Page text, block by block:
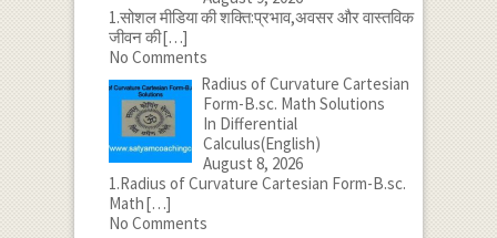
1.सोशल मीडिया की शक्ति:प्रभाव,अवसर और वास्तविक
जीवन की[…]
No Comments
Radius of Curvature Cartesian
Form-B.sc. Math Solutions
In Differential
Calculus(English)
August 8, 2026
1.Radius of Curvature Cartesian Form-B.sc.
Math[…]
No Comments